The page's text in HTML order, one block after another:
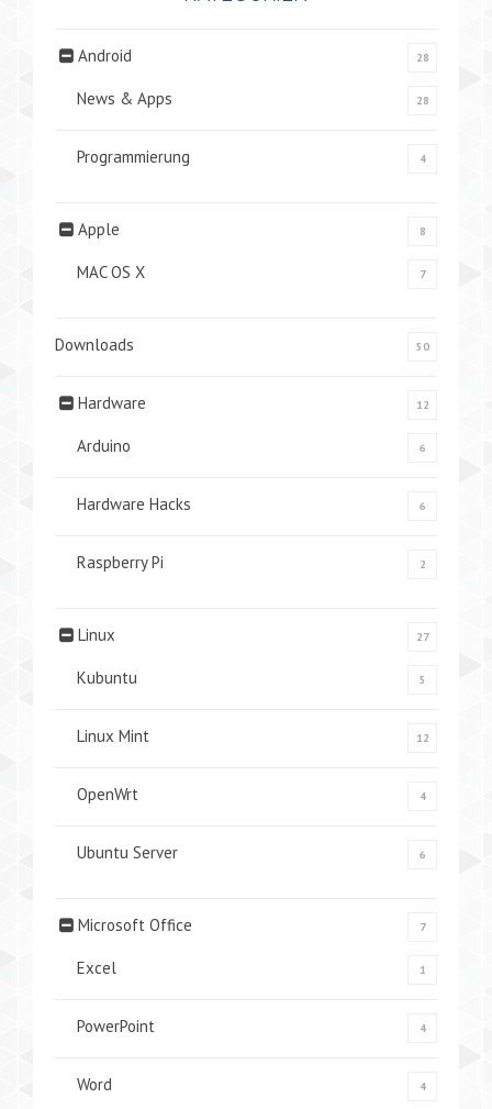
Android 28
News & Apps 28
Programmierung 4
Apple 8
MAC OS X 7
Downloads 50
Hardware 12
Arduino 6
Hardware Hacks 6
Raspberry Pi 2
Linux 27
Kubuntu 5
Linux Mint 12
OpenWrt 4
Ubuntu Server 6
Microsoft Office 7
Excel 1
PowerPoint 4
Word 4